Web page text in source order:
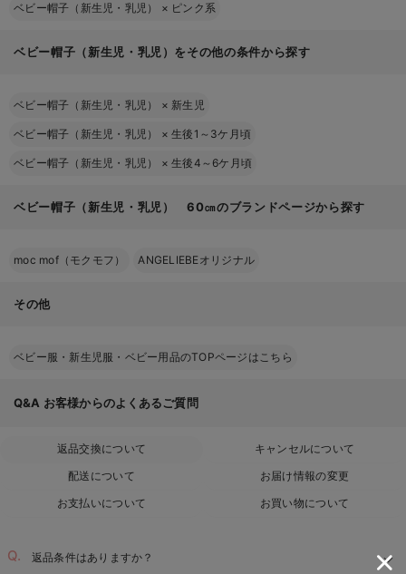
ベビー帽子（新生児・乳児） × ピンク系
ベビー帽子（新生児・乳児）をその他の条件から探す
ベビー帽子（新生児・乳児） × 新生児
ベビー帽子（新生児・乳児） ×生後1～3ケ月頃
ベビー帽子（新生児・乳児） ×生後4～6ケ月頃
ベビー帽子（新生児・乳児） 60㎝のブランドページから探す
moc mof（モクモフ） ANGELIEBEオリジナル
その他
ベビー服・新生児服・ベビー用品のTOPページはこちら
Q&A お客様からのよくあるご質問
返品交換について
キャンセルについて
配送について
お届け情報の変更
お支払いについて
お買い物について
返品条件はありますか？